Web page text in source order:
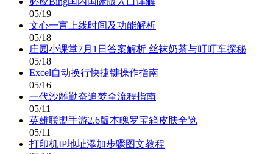
05/19
文心一言上线时间及功能解析
05/18
庄园小课堂7月1日答案解析 丝袜奶茶与叮叮车探秘
05/18
Excel自动换行快捷键操作指南
05/16
一代沙雕勤奋追梦全流程指南
05/11
英雄联盟手游2.6版本魄罗宝箱皮肤全览
05/11
打印机IP地址添加步骤图文教程